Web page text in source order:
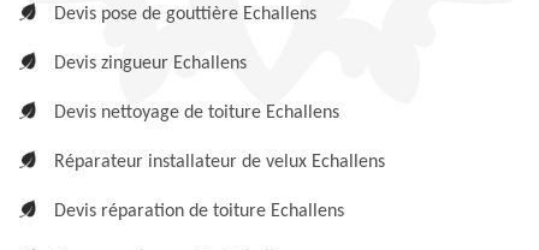
Devis pose de gouttière Echallens
Devis zingueur Echallens
Devis nettoyage de toiture Echallens
Réparateur installateur de velux Echallens
Devis réparation de toiture Echallens